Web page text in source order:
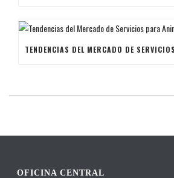
OFICINA CENTRAL